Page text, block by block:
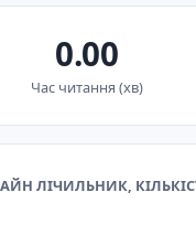
0.00
Час читання (хв)
ЛІЧИЛЬНИК,